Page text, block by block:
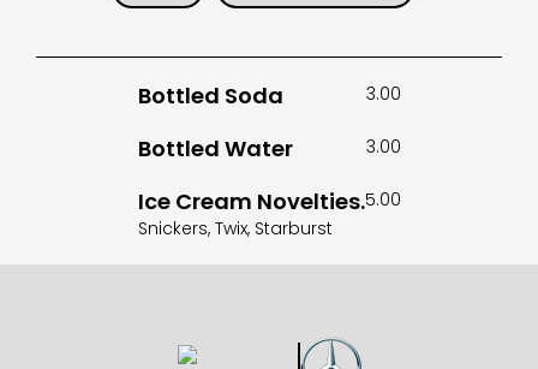
Bottled Soda 3.00
Bottled Water 3.00
Ice Cream Novelties.
Snickers, Twix, Starburst
5.00